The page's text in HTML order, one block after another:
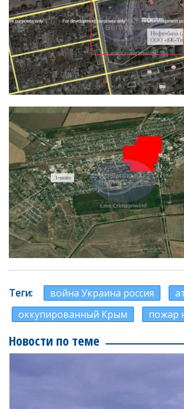
Теги война Украина россия
оккупированный Крым
пожар
Новости по теме